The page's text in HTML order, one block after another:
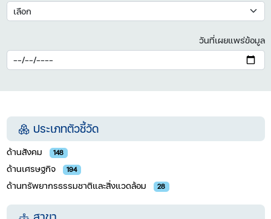
วันที่เผยแพร่ข้อมูล
ประเภทตัวชี้วัด
ด้านสังคม 148
ด้านเศรษฐกิจ 194
ด้านทรัพยากรธรรมชาติและสิ่งแวดล้อม 28